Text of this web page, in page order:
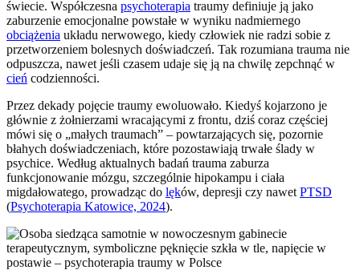
świecie. Współczesna psychoterapia traumy definiuje ją jako
zaburzenie emocjonalne powstałe w wyniku nadmiernego
obciążenia układu nerwowego, kiedy człowiek nie radzi sobie z
przetworzeniem bolesnych doświadczeń. Tak rozumiana trauma nie
odpuszcza, nawet jeśli czasem udaje się ją na chwilę zepchnąć w
cień codzienności.
Przez dekady pojęcie traumy ewoluowało. Kiedyś kojarzono je
głównie z żołnierzami wracającymi z frontu, dziś coraz częściej
mówi się o „małych traumach” – powtarzających się, pozornie
błahych doświadczeniach, które pozostawiają trwałe ślady w
psychice. Według aktualnych badań trauma zaburza
funkcjonowanie mózgu, szczególnie hipokampu i ciała
migdałowatego, prowadząc do lęków, depresji czy nawet PTSD
(Psychoterapia Katowice, 2024).